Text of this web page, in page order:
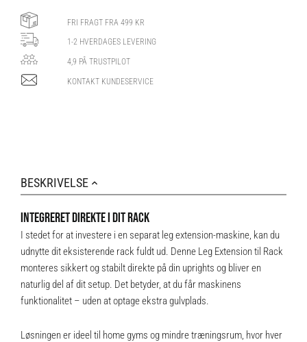
FRI FRAGT FRA 499 KR
1-2 HVERDAGES LEVERING
4,9 PÅ TRUSTPILOT
KONTAKT KUNDESERVICE
BESKRIVELSE
INTEGRERET DIREKTE I DIT RACK
I stedet for at investere i en separat leg extension-maskine, kan du
udnytte dit eksisterende rack fuldt ud. Denne Leg Extension til Rack
monteres sikkert og stabilt direkte på din uprights og bliver en
naturlig del af dit setup. Det betyder, at du får maskinens
funktionalitet – uden at optage ekstra gulvplads.
Løsningen er ideel til home gyms og mindre træningsrum, hvor hver